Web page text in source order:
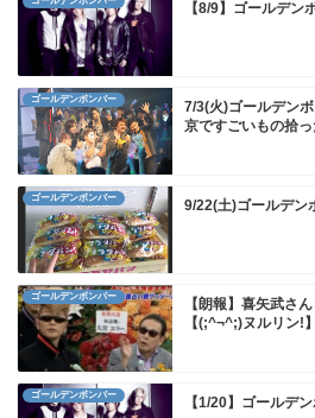
【8/9】ゴールデン
ゴールデンボンバー
7/3(火)ゴールデン
京ですごいもの拾
ゴールデンボンバー 9/22(土)ゴールデン
ゴールデンボンバー
【朗報】喜矢武さ
【(;^¬^;)ヌルリン!】
ゴールデンボンバー 【1/20】ゴールデ